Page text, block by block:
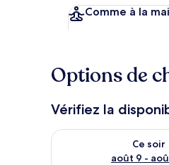
Comme à la
Options de
Vérifiez la
Ce soir
août 9 -
Vérifier la disponibilité